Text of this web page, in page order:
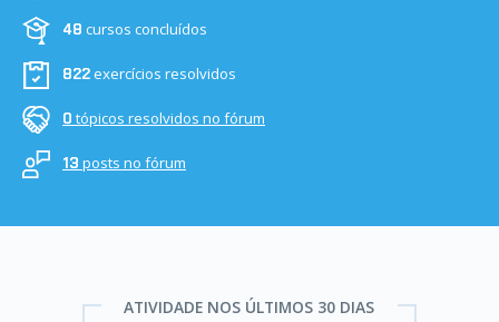
48 cursos concluídos
822exercícios resolvidos
0 tópicos resolvidos no fórum
13 posts no fórum
ATIVIDADE NOS ÚLTIMOS 30 DIAS